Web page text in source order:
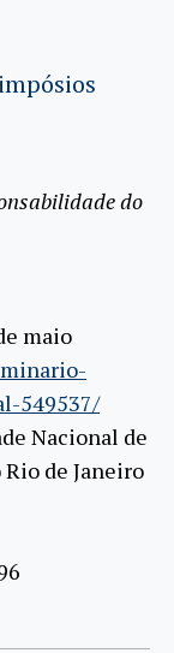
do
maio
549537/
Nacional de
de Janeiro